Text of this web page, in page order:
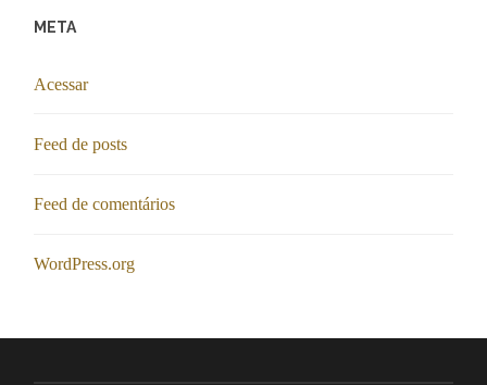
META
Acessar
Feed de posts
Feed de comentários
WordPress.org